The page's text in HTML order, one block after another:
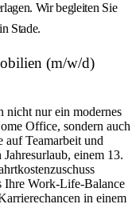
Wir begleiten Sie
Stade.
(m/w/d)
nicht nur ein modernes
Office, sondern auch
auf Teamarbeit und
einem 13.
Ihre Work-Life-Balance
in einem